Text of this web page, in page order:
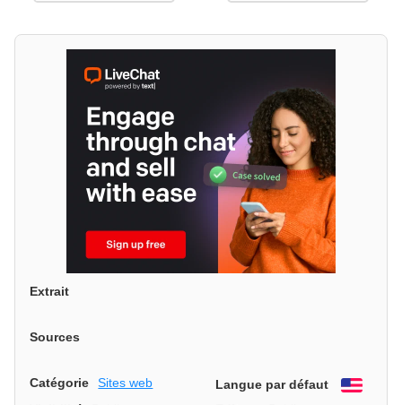
Extrait
Sources
Catégorie Sites web Langue par défaut